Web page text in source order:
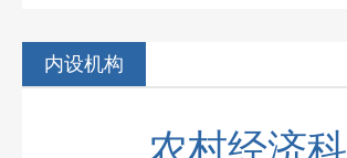
内设机构
农村经济科